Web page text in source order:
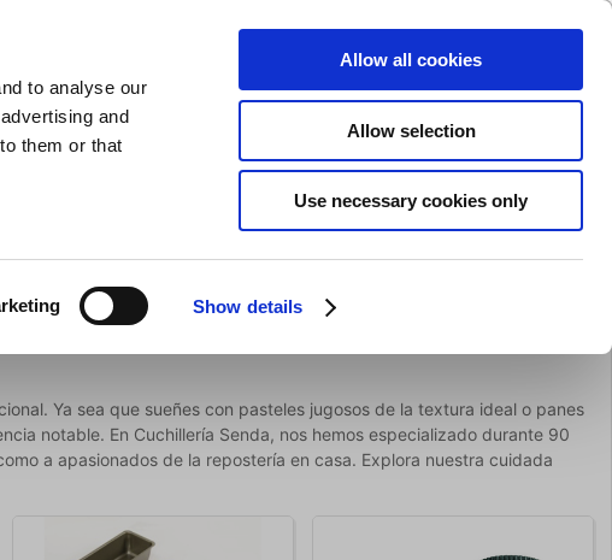
to analyse our
and
them or that
Show details
Allow all cookies
Allow selection
Use necessary cookies only
ENTRAR
Carrito de compras (0)
Para la mesa Marca
Oferta
Ya sea que sueñes con pasteles jugosos de la textura ideal o panes
notable. En Cuchillería Senda, nos hemos especializado durante 90
a apasionados de la repostería en casa. Explora nuestra cuidada